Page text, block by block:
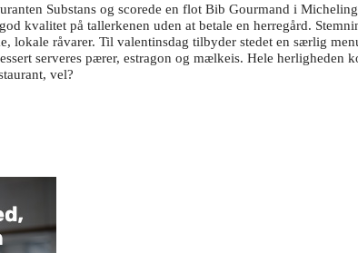
Substans og scorede en flot Bib Gourmand i
kvalitet på tallerkenen uden at betale en herregård.
lokale råvarer. Til valentinsdag tilbyder stedet en særlig
serveres pærer, estragon og mælkeis. Hele
vel?